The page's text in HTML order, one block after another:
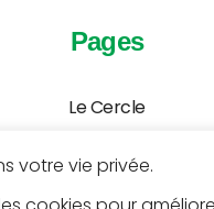
votre vie privée.
Pages
Le Cercle
Publications